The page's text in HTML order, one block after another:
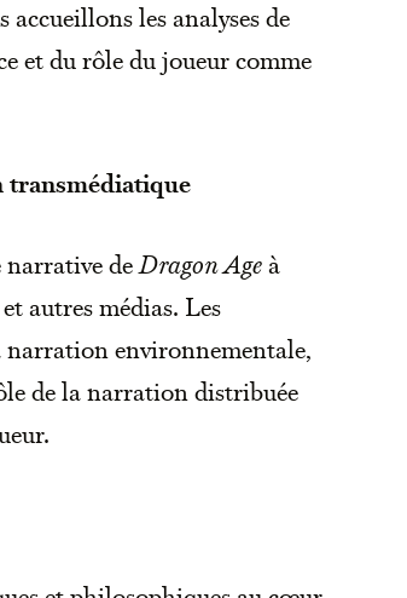
accueillons les analyses de
et du rôle du joueur comme
transmédiatique
narrative deDragon Ageà
autres médias. Les
narration environnementale,
de la narration distribuée